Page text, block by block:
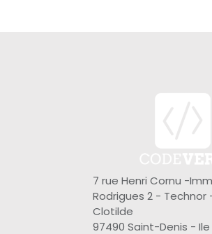
7 rue Henri Cornu -
Rodrigues 2 -
Clotilde
97490 Saint-Denis - Ile